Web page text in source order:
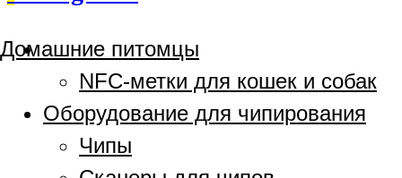
Домашние питомцы
NFC-метки для кошек и собак
Оборудование для чипирования
Чипы